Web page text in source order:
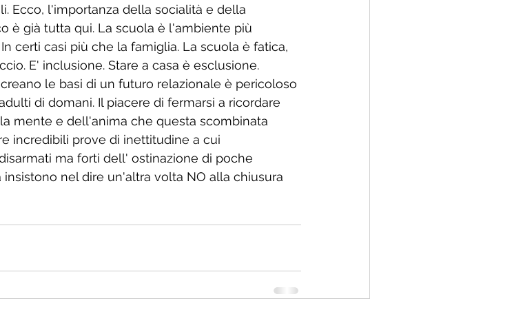
Ecco, l'importanza della socialità e della
è già tutta qui. La scuola è l'ambiente più
certi casi più che la famiglia. La scuola è fatica,
E' inclusione. Stare a casa è esclusione.
le basi di un futuro relazionale è pericoloso
di domani. Il piacere di fermarsi a ricordare
mente e dell'anima che questa scombinata
incredibili prove di inettitudine a cui
ma forti dell' ostinazione di poche
nel dire un'altra volta NO alla chiusura